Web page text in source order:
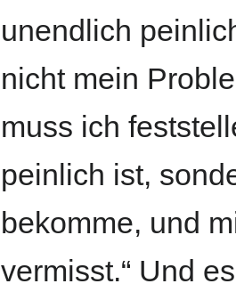
unendlich
nicht mein
muss ich
peinlich ist,
bekomme, und
vermisst.“ Und